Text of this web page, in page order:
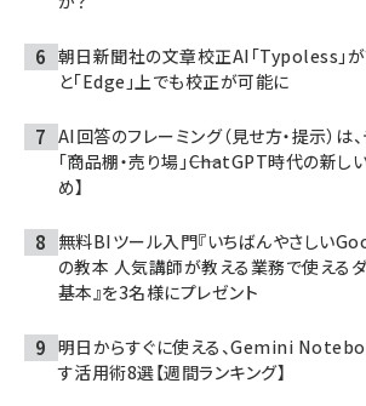
朝日新聞社の文章校正AI「Typoless」が
と「Edge」上でも校正が可能に
AI回答のフレーミング（見せ方・提示）は
「商品棚・売り場」――ChatGPT時代の新し
め】
無料BIツール入門『いちばんやさしい
の教本 人気講師が教える業務で使える
基本』を3名様にプレゼント
明日からすぐに使える、Gemini
す活用術8選【週間ランキング】